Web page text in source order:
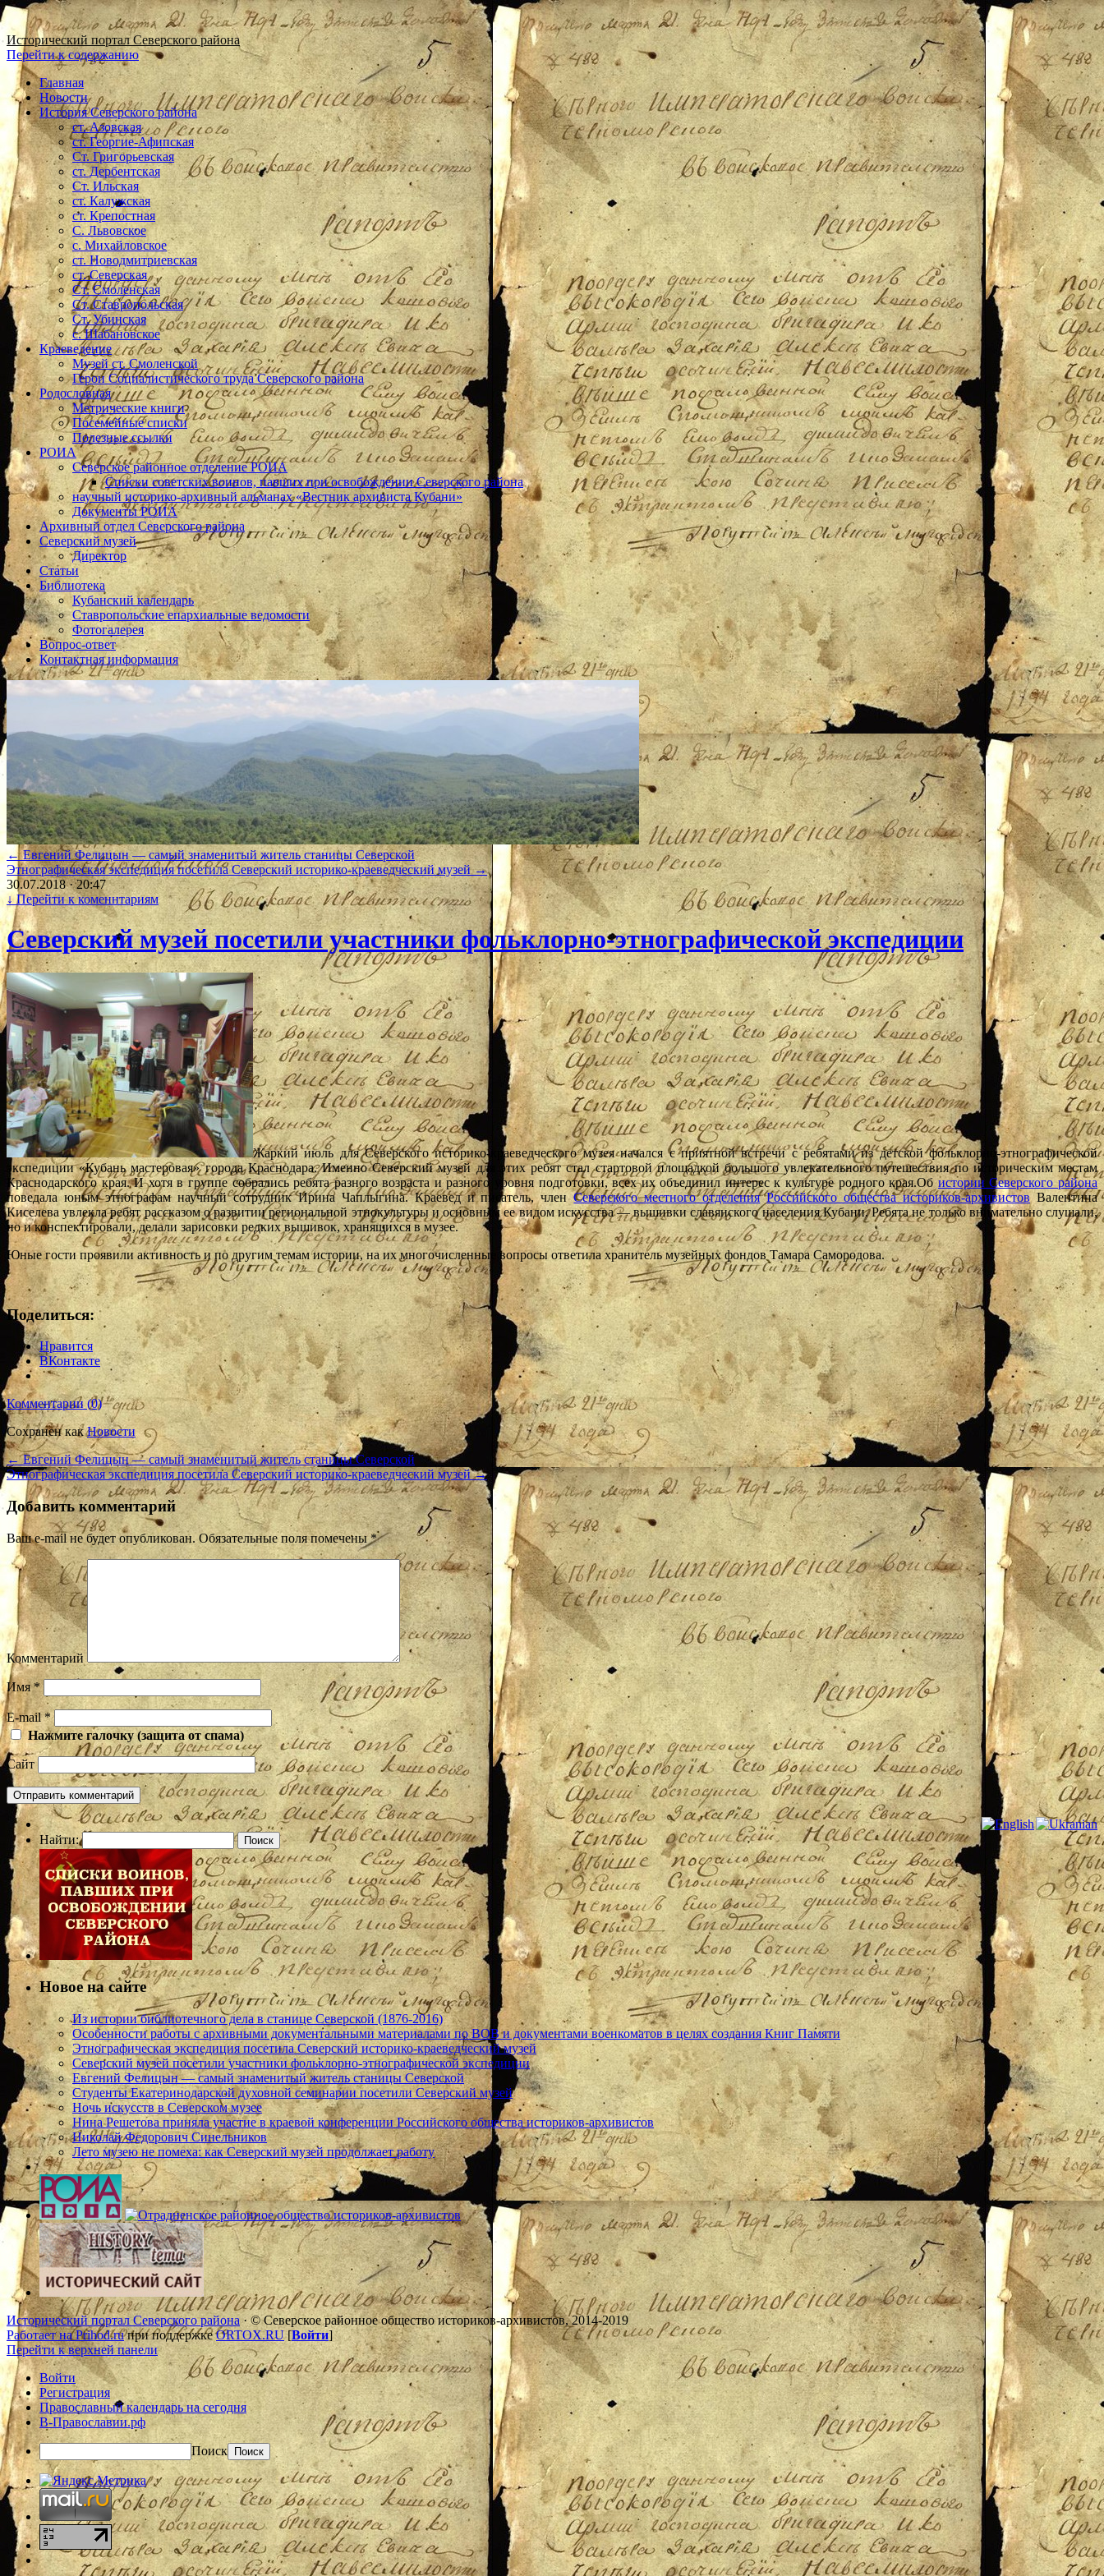
Исторический портал Северского района
Перейти к содержанию
Главная
Новости
История Северского района
ст. Азовская
ст. Георгие-Афипская
Ст. Григорьевская
ст. Дербентская
Ст. Ильская
ст. Калужская
ст. Крепостная
С. Львовское
с. Михайловское
ст. Новодмитриевская
ст. Северская
Ст. Смоленская
Ст. Ставропольская
Ст. Убинская
с. Шабановское
Краеведение
Музей ст. Смоленской
Герои Социалистического труда Северского района
Родословная
Метрические книги
Посемейные списки
Полезные ссылки
РОИА
Северское районное отделение РОИА
Списки советских воинов, павших при освобождении Северского района
научный историко-архивный альманах «Вестник архивиста Кубани»
Документы РОИА
Архивный отдел Северского района
Северский музей
Директор
Статьи
Библиотека
Кубанский календарь
Ставропольские епархиальные ведомости
Фотогалерея
Вопрос-ответ
Контактная информация
←Евгений Фелицын — самый знаменитый житель станицы Северской
Этнографическая экспедиция посетила Северский историко-краеведческий музей→
30.07.2018 · 20:47
↓Перейти к коменнтариям
Северский музей посетили участники фольклорно-этнографической экспедиции
Жаркий июль для Северского историко-краеведческого музея начался с приятной встречи с ребятами из детской фольклорно-этнографической
экспедиции «Кубань мастеровая» города Краснодара. Именно Северский музей для этих ребят стал стартовой площадкой большого увлекательного путешествия по историческим местам
Краснодарского края. И хотя в группе собрались ребята разного возраста и разного уровня подготовки, всех их объединил интерес к культуре родного края.Обистории Северского района
поведала юным этнографам научный сотрудник Ирина Чаплыгина. Краевед и писатель, членСеверского местного отделения Российского общества историков-архивистовВалентина
Киселева увлекла ребят рассказом о развитии региональной этнокультуры и основным ее видом искусства — вышивки славянского населения Кубани. Ребята не только внимательно слушали,
но и конспектировали, делали зарисовки редких вышивок, хранящихся в музее.
Юные гости проявили активность и по другим темам истории, на их многочисленные вопросы ответила хранитель музейных фондов Тамара Самородова.
Поделиться:
Нравится
ВКонтакте
Комментарии (0)
Сохранен какНовости
←Евгений Фелицын — самый знаменитый житель станицы Северской
Этнографическая экспедиция посетила Северский историко-краеведческий музей→
Добавить комментарий
Ваш e-mail не будет опубликован.Обязательные поля помечены*
Комментарий
Имя*
E-mail*
Нажмите галочку (защита от спама)
Сайт
Найти:
Новое на сайте
Из истории библиотечного дела в станице Северской (1876-2016)
Особенности работы с архивными документальными материалами по ВОВ и документами военкоматов в целях создания Книг Памяти
Этнографическая экспедиция посетила Северский историко-краеведческий музей
Северский музей посетили участники фольклорно-этнографической экспедиции
Евгений Фелицын — самый знаменитый житель станицы Северской
Студенты Екатеринодарской духовной семинарии посетили Северский музей
Ночь искусств в Северском музее
Нина Решетова приняла участие в краевой конференции Российского общества историков-архивистов
Николай Федорович Синельников
Лето музею не помеха: как Северский музей продолжает работу
Исторический портал Северского района · © Северское районное общество историков-архивистов, 2014-2019
Работает на Prihod.ruпри поддержкеORTOX.RU[Войти]
Перейти к верхней панели
Войти
Регистрация
Православный календарь на сегодня
В-Православии.рф
Поиск